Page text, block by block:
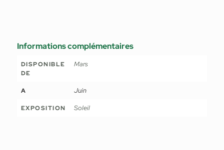
Informations complémentaires
DISPONIBLE
DE
Mars
A Juin
EXPOSITION Soleil